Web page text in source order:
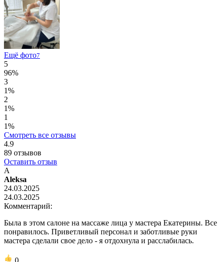
Ещё фото7
5
96%
3
1%
2
1%
1
1%
Смотреть все отзывы
4.9
89 отзывов
Оставить отзыв
A
Aleksa
24.03.2025
24.03.2025
Комментарий:
Была в этом салоне на массаже лица у мастера Екатерины. Все
понравилось. Приветливый персонал и заботливые руки
мастера сделали свое дело - я отдохнула и расслабилась.
0